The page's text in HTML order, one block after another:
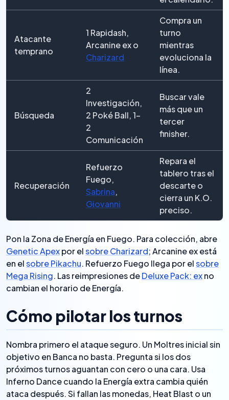
Atacante
temprano
1 Rapidash,
Arcanine ex o
Charizard
Compra un
turno
mientras
evoluciona la
línea.
Búsqueda
2
Investigación,
2 Poké Ball, 1–
2
Comunicación
Buscar vale
más que un
tercer
finisher.
Recuperación
Refuerzo
Fuego,
Sabrina,
Giovanni
Repara el
tablero tras el
descarte o
cierra un K.O.
preciso.
Pon la Zona de Energía en Fuego. Para colección, abre
Genetic Apexpor elsobre Charizard; Arcanine ex está
en elsobre Pikachu. Refuerzo Fuego llega por elsobre
Mega Rising. Las reimpresiones deDeluxe Pack: exno
cambian el horario de Energía.
Cómo pilotar los turnos
Nombra primero el ataque seguro. Un Moltres inicial sin
objetivo en Banca no basta. Pregunta si los dos
próximos turnos aguantan con cero o una cara. Usa
Inferno Dance cuando la Energía extra cambia quién
ataca después. Si fallan las monedas, Heat Blast o un